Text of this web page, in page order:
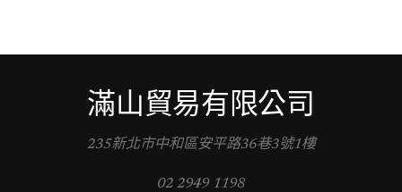
滿山貿易有限公司
235新北市中和區安平路36巷3號1樓
02 2949 1198